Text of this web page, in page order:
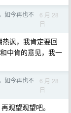
如今再也不
6 月 28
日
讽，我肯定要回
中肯的意见，我一
如今再也不
6 月 28
日
观望观望吧。